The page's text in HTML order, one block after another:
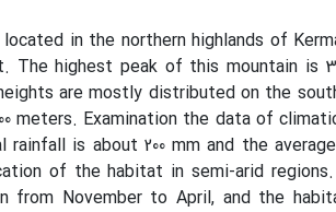
in the northern highlands of
The highest peak of this mountain is
are mostly distributed on the
meters. Examination the data of
is about 200 mm and the
of the habitat in semi-arid
November to April, and the